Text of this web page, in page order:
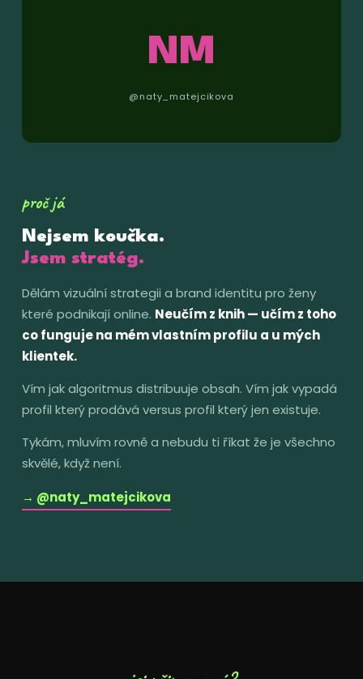
NM
@naty_matejcikova
proč já
Nejsem koučka.
Jsem stratég.
Dělám vizuální strategii a brand identitu pro ženy
které podnikají online. Neučím z knih — učím z toho
co funguje na mém vlastním profilu a u mých
klientek.
Vím jak algoritmus distribuuje obsah. Vím jak vypadá
profil který prodává versus profil který jen existuje.
Tykám, mluvím rovně a nebudu ti říkat že je všechno
skvělé, když není.
→ @naty_matejcikova